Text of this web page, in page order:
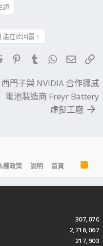
題
在此回覆。
Reddit PinterestTumblrWhatsApp
電子
西門子與 NVIDIA 合作挪威
電池製造商 Freyr Battery
虛擬工廠
權政策 說明 首頁
R
S
S
307,070
2,716,067
217,903